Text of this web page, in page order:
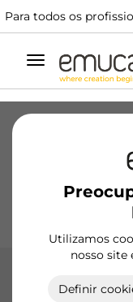
os profissionais
Alternar
navegação
Utilizamos
nosso site
Definir
Dobradiças